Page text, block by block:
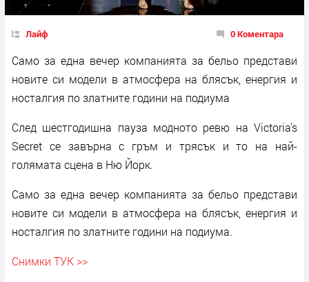
Лайф 0 Коментара
Само за една вечер компанията за бельо представи
новите си модели в атмосфера на блясък, енергия и
носталгия по златните години на подиума
След шестгодишна пауза модното ревю на Victoria's
Secret се завърна с гръм и трясък и то на най-
голямата сцена в Ню Йорк.
Само за една вечер компанията за бельо представи
новите си модели в атмосфера на блясък, енергия и
носталгия по златните години на подиума.
Снимки ТУК >>